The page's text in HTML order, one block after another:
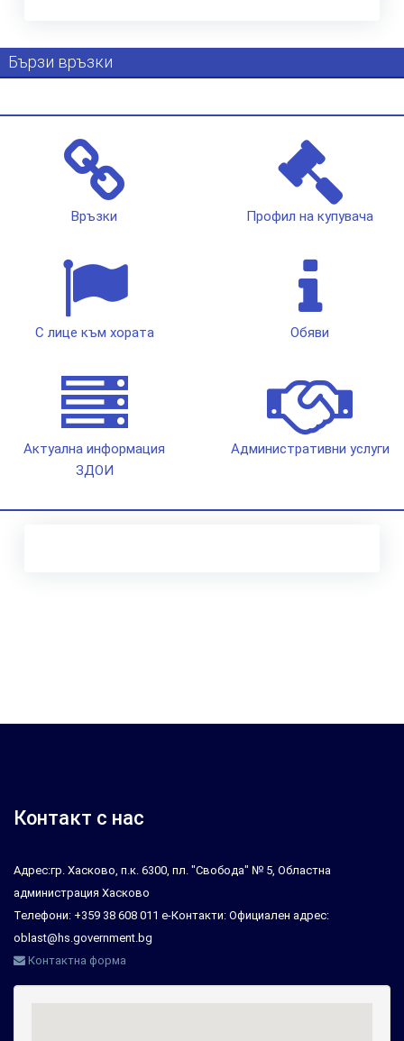
Бързи връзки
Връзки Профил на купувача
С лице към хората Обяви
Актуална информация
ЗДОИ
Административни услуги
Контакт с нас
Адрес:гр. Хасково, п.к. 6300, пл. "Свобода" № 5, Областна
администрация Хасково
Телефони: +359 38 608 011 е-Контакти: Официален адрес:
oblast@hs.government.bg
Контактна форма